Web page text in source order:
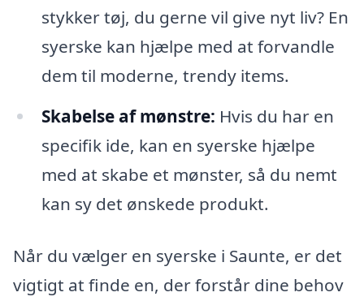
stykker tøj, du gerne vil give nyt liv? En
syerske kan hjælpe med at forvandle
dem til moderne, trendy items.
Skabelse af mønstre: Hvis du har en
specifik ide, kan en syerske hjælpe
med at skabe et mønster, så du nemt
kan sy det ønskede produkt.
Når du vælger en syerske i Saunte, er det
vigtigt at finde en, der forstår dine behov